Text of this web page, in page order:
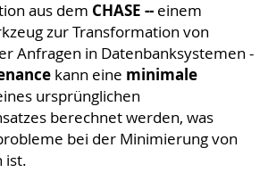
aus dem CHASE --einem
zur Transformation von
Anfragen in Datenbanksystemen -
kann eine minimale
ursprünglichen
berechnet werden, was
bei der Minimierung von
ist.